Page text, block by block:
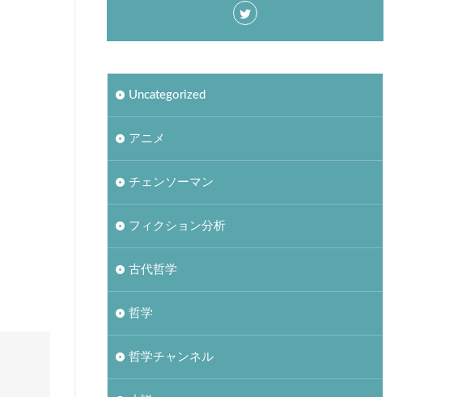
Uncategorized
アニメ
チェンソーマン
フィクション分析
古代哲学
哲学
哲学チャンネル